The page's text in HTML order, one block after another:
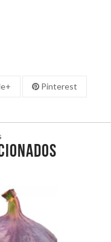
Pinterest